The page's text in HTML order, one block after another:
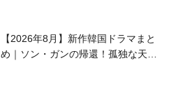
【2026年8月】新作韓国ドラマまと
め｜ソン・ガンの帰還！孤独な天才